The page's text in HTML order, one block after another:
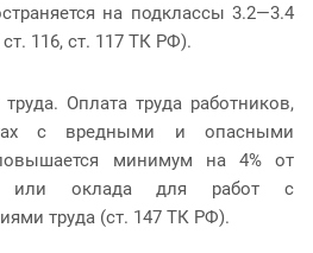
на подклассы 3.2—3.4
116, ст. 117 ТК РФ).
Оплата труда работников,
с вредными и опасными
минимум на 4% от
или оклада для работ с
труда (ст. 147 ТК РФ).